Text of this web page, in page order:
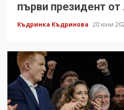
първи президент от
Къдринка Къдринова 20 юни